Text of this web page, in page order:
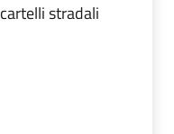
stradali